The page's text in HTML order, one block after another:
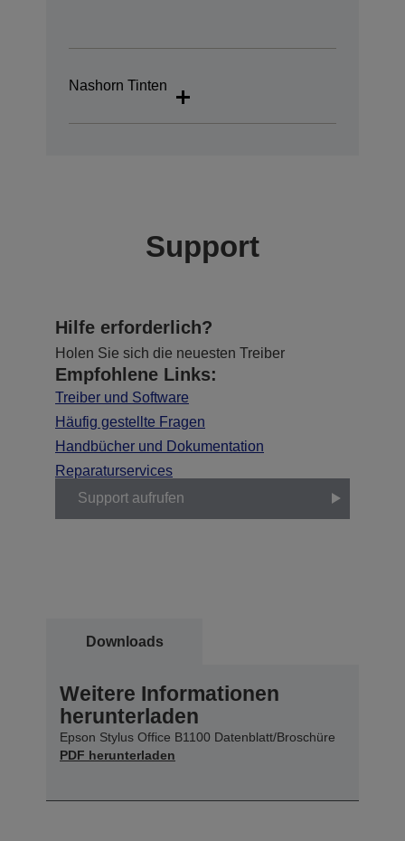
Nashorn Tinten
Support
Hilfe erforderlich?
Holen Sie sich die neuesten Treiber
Empfohlene Links:
Treiber und Software
Häufig gestellte Fragen
Handbücher und Dokumentation
Reparaturservices
Support aufrufen
Downloads
Weitere Informationen
herunterladen
Epson Stylus Office B1100 Datenblatt/Broschüre
PDF herunterladen